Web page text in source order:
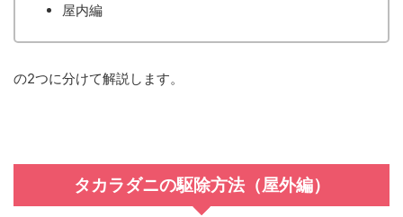
屋内編
の2つに分けて解説します。
タカラダニの駆除方法（屋外編）